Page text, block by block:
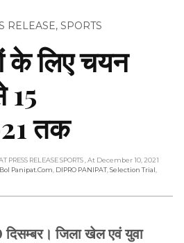
RELEASE, SPORTS
के लिए चयन
15
तक
PRESS RELEASE SPORTS , At December 10, 2021
Bol Panipat.com DIPRO PANIPAT Selection Trial
जिला खेल एवं युवा